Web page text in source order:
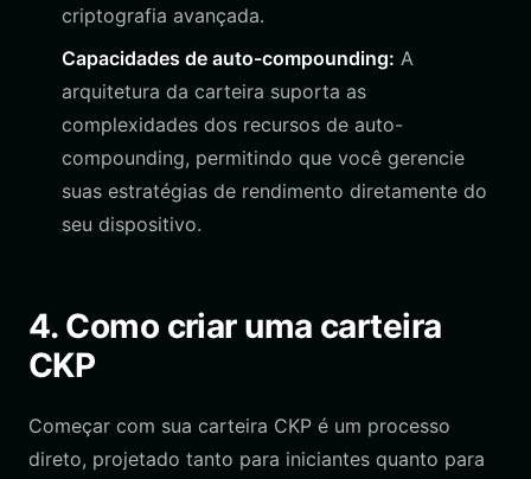
criptografia avançada.
Capacidades de auto-compounding: A
arquitetura da carteira suporta as
complexidades dos recursos de auto-
compounding, permitindo que você gerencie
suas estratégias de rendimento diretamente do
seu dispositivo.
4. Como criar uma carteira
CKP
Começar com sua carteira CKP é um processo
direto, projetado tanto para iniciantes quanto para